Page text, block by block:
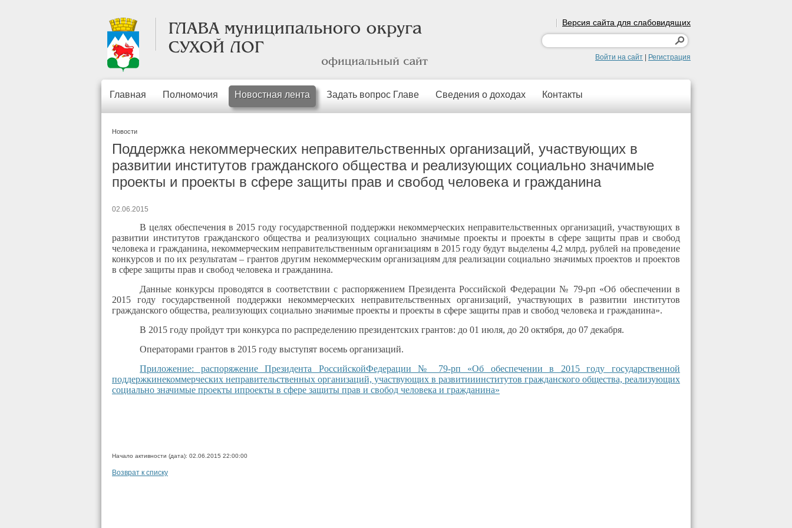
Версия сайта для слабовидящих
Войти на сайт Регистрация
Главная Полномочия Новостная лента Задать вопрос Главе Сведения о доходах Контакты
Новости
Поддержка некоммерческих неправительственных организаций, участвующих в
развитии институтов гражданского общества и реализующих социально значимые
проекты и проекты в сфере защиты прав и свобод человека и гражданина
02.06.2015
В целях обеспечения в 2015 году государственной поддержки некоммерческих неправительственных организаций, участвующих в
развитии институтов гражданского общества и реализующих социально значимые проекты и проекты в сфере защиты прав и свобод
человека и гражданина, некоммерческим неправительственным организациям в 2015 году будут выделены 4,2 млрд. рублей на проведение
конкурсов и по их результатам – грантов другим некоммерческим организациям для реализации социально значимых проектов и проектов
в сфере защиты прав и свобод человека и гражданина.
Данные конкурсы проводятся в соответствии с распоряжением Президента Российской Федерации № 79-рп «Об обеспечении в
2015 году государственной поддержки некоммерческих неправительственных организаций, участвующих в развитии институтов
гражданского общества, реализующих социально значимые проекты и проекты в сфере защиты прав и свобод человека и гражданина».
В 2015 году пройдут три конкурса по распределению президентских грантов: до 01 июля, до 20 октября, до 07 декабря.
Операторами грантов в 2015 году выступят восемь организаций.
Приложение: распоряжение Президента РоссийскойФедерации № 79-рп «Об обеспечении в 2015 году государственной
поддержкинекоммерческих неправительственных организаций, участвующих в развитииинститутов гражданского общества, реализующих
социально значимые проекты ипроекты в сфере защиты прав и свобод человека и гражданина»
Начало активности (дата): 02.06.2015 22:00:00
Возврат к списку